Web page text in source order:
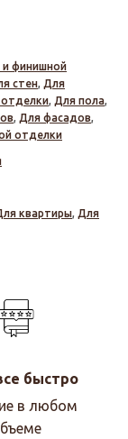
финишной
стен, Для
отделки, Для пола,
, Для фасадов,
отделки
квартиры, Для
быстро
в любом